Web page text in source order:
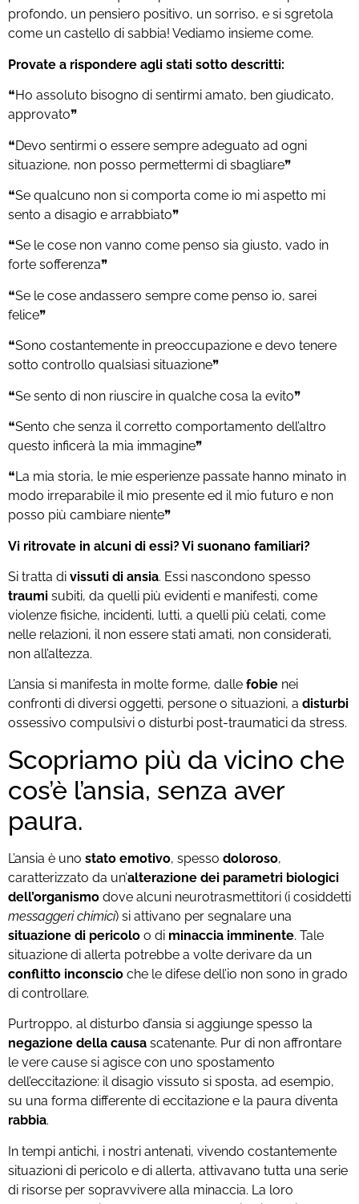
profondo, un pensiero positivo, un sorriso, e si sgretola
come un castello di sabbia! Vediamo insieme come.
Provate a rispondere agli stati sotto descritti:
❝Ho assoluto bisogno di sentirmi amato, ben giudicato,
approvato❞
❝Devo sentirmi o essere sempre adeguato ad ogni
situazione, non posso permettermi di sbagliare❞
❝Se qualcuno non si comporta come io mi aspetto mi
sento a disagio e arrabbiato❞
❝Se le cose non vanno come penso sia giusto, vado in
forte sofferenza❞
❝Se le cose andassero sempre come penso io, sarei
felice❞
❝Sono costantemente in preoccupazione e devo tenere
sotto controllo qualsiasi situazione❞
❝Se sento di non riuscire in qualche cosa la evito❞
❝Sento che senza il corretto comportamento dell’altro
questo inficerà la mia immagine❞
❝La mia storia, le mie esperienze passate hanno minato in
modo irreparabile il mio presente ed il mio futuro e non
posso più cambiare niente❞
Vi ritrovate in alcuni di essi? Vi suonano familiari?
Si tratta di vissuti di ansia. Essi nascondono spesso
traumi subiti, da quelli più evidenti e manifesti, come
violenze fisiche, incidenti, lutti, a quelli più celati, come
nelle relazioni, il non essere stati amati, non considerati,
non all’altezza.
L’ansia si manifesta in molte forme, dalle fobie nei
confronti di diversi oggetti, persone o situazioni, a disturbi
ossessivo compulsivi o disturbi post-traumatici da stress.
Scopriamo più da vicino che
cos’è l’ansia, senza aver
paura.
L’ansia è uno stato emotivo, spesso doloroso,
caratterizzato da un’alterazione dei parametri biologici
dell’organismo dove alcuni neurotrasmettitori (i cosiddetti
messaggeri chimici) si attivano per segnalare una
situazione di pericolo o di minaccia imminente. Tale
situazione di allerta potrebbe a volte derivare da un
conflitto inconscio che le difese dell’io non sono in grado
di controllare.
Purtroppo, al disturbo d’ansia si aggiunge spesso la
negazione della causa scatenante. Pur di non affrontare
le vere cause si agisce con uno spostamento
dell’eccitazione: il disagio vissuto si sposta, ad esempio,
su una forma differente di eccitazione e la paura diventa
rabbia.
In tempi antichi, i nostri antenati, vivendo costantemente
situazioni di pericolo e di allerta, attivavano tutta una serie
di risorse per sopravvivere alla minaccia. La loro